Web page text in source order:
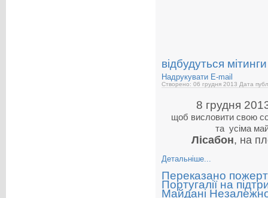
відбудуться
Надрукувати E-mail
Створено: 06 грудня 2013 Дата
8 грудня
щоб висловити свою
та усіма
Лісабон, на
Детальніше...
Переказано
Португалії на
Майдані